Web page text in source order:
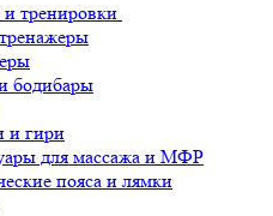
тренировки
бодибары
и гири
для массажа и МФР
пояса и лямки